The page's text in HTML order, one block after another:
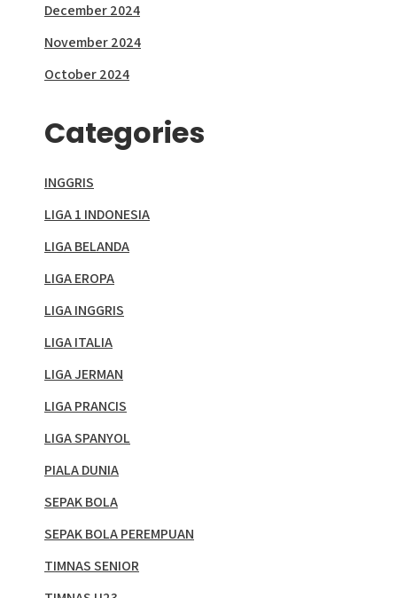
December 2024
November 2024
October 2024
Categories
INGGRIS
LIGA 1 INDONESIA
LIGA BELANDA
LIGA EROPA
LIGA INGGRIS
LIGA ITALIA
LIGA JERMAN
LIGA PRANCIS
LIGA SPANYOL
PIALA DUNIA
SEPAK BOLA
SEPAK BOLA PEREMPUAN
TIMNAS SENIOR